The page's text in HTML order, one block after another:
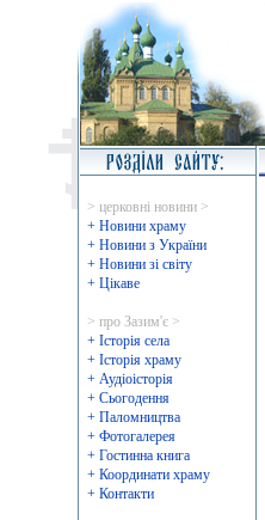
> церковні новини >
+ Новини храму
+ Новини з України
+ Новини зі світу
+ Цікаве
> про Зазим'є >
+ Історія села
+ Історія храму
+ Аудіоісторія
+ Сьогодення
+ Паломництва
+ Фотогалерея
+ Гостинна книга
+ Координати храму
+ Контакти